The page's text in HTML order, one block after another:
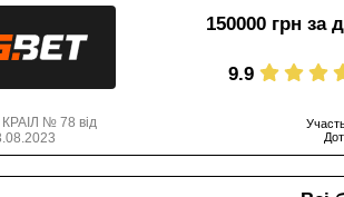
150000 грн за
9.9
КРАІЛ № 78 від